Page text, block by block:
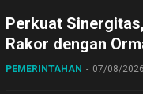
Perkuat
Rakor dengan
PEMERINTAHAN 07/08/